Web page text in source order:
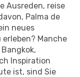
Ausreden, reise
Palma de
neues
Manche
Inspiration
ist, sind Sie